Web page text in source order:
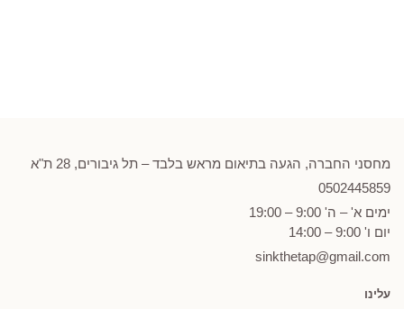
מחסני החברה, הגעה בתיאום מראש בלבד – תל גיבורים, 28 ת"א
0502445859
ימים א' – ה' 9:00 – 19:00
יום ו' 9:00 – 14:00
sinkthetap@gmail.com
עלינו